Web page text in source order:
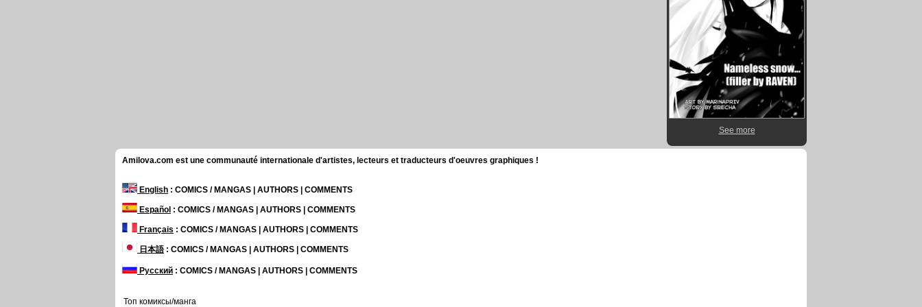
See more
Amilova.com est une communauté internationale d'artistes, lecteurs et traducteurs d'oeuvres graphiques !
English : COMICS / MANGAS | AUTHORS | COMMENTS
Español : COMICS / MANGAS | AUTHORS | COMMENTS
Français : COMICS / MANGAS | AUTHORS | COMMENTS
日本語: COMICS / MANGAS | AUTHORS | COMMENTS
Русский : COMICS / MANGAS | AUTHORS | COMMENTS
Топ комиксы/манга